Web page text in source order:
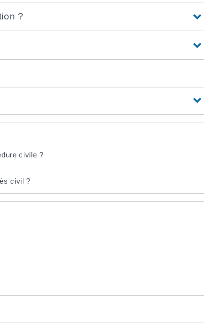
?
civile ?
civil ?